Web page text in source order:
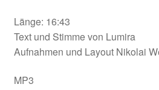
Länge: 16:43
Text und Stimme von Lumira
Aufnahmen und Layout Nikolai
MP3